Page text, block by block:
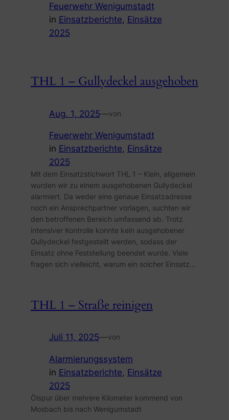
Feuerwehr Wenigumstadt
in Einsatzberichte, Einsätze
2025
THL 1 – Gullydeckel ausgehoben
Aug. 1, 2025—von
Feuerwehr Wenigumstadt
in Einsatzberichte, Einsätze
2025
Mit dem Einsatzstichwort THL 1 – Klein, allgemein
wurden wir zu einem ausgehobenen Gullydeckel
alarmiert. Da weder eine genaue Einsatzadresse
noch ein Ansprechpartner vorlagen, suchten wir
den betroffenen Bereich umfassend ab. Trotz
intensiver Kontrolle konnte kein ausgehobener
Gullydeckel festgestellt werden, sodass der
Einsatz ohne Feststellung beendet wurde. Viele
fragen sich vielleicht, warum ein solcher Einsatz…
THL 1 – Straße reinigen
Juli 11, 2025—von
Alarmierungssystem
in Einsatzberichte, Einsätze
2025
Ölspur über mehrere Kilometer kommend von
Mosbach bis nach Wenigumstadt